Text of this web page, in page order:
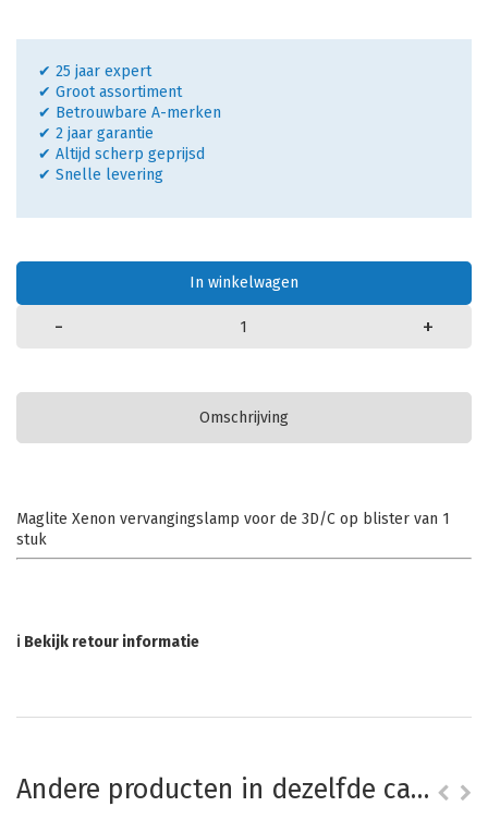
✔ 25 jaar expert
✔ Groot assortiment
✔ Betrouwbare A-merken
✔ 2 jaar garantie
✔ Altijd scherp geprijsd
✔ Snelle levering
In winkelwagen
- +
Omschrijving
Maglite Xenon vervangingslamp voor de 3D/C op blister van 1
stuk
ℹ Bekijk retour informatie
Andere producten in dezelfde categorie